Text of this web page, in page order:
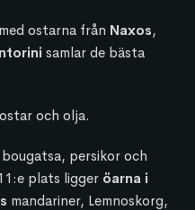
med ostarna från Naxos,
samlar de bästa
och olja.
persikor och
plats ligger öarna i
mandariner, Lemnoskorg,